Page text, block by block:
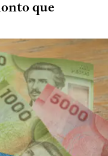
que